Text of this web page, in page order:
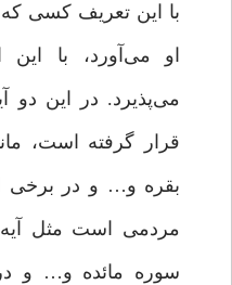
با این تعریف کسی که
او می‌آورد، با این
می‌پذیرد. در این دو
بقره و… و در برخی
سوره مائده و… و